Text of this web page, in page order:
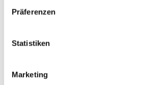
Präferenzen
Statistiken
Marketing